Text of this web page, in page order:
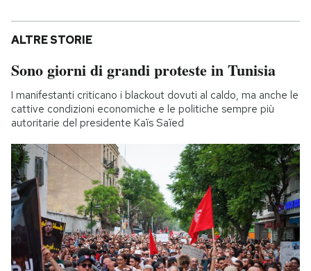
ALTRE STORIE
Sono giorni di grandi proteste in Tunisia
I manifestanti criticano i blackout dovuti al caldo, ma anche le
cattive condizioni economiche e le politiche sempre più
autoritarie del presidente Kaïs Saïed